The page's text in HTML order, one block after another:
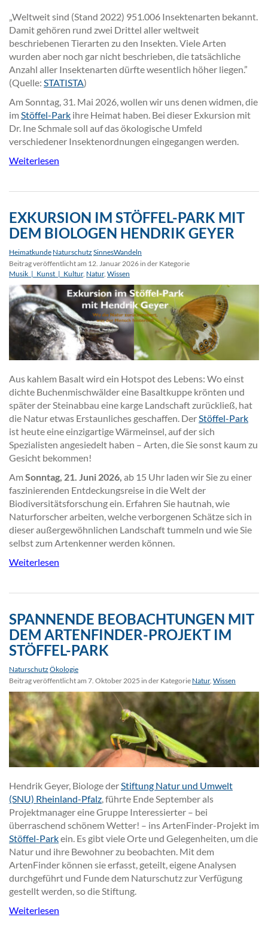
„Weltweit sind (Stand 2022) 951.006 Insektenarten bekannt.
Damit gehören rund zwei Drittel aller weltweit
beschriebenen Tierarten zu den Insekten. Viele Arten
wurden aber noch gar nicht beschrieben, die tatsächliche
Anzahl aller Insektenarten dürfte wesentlich höher liegen.”
(Quelle: STATISTA)
Am Sonntag, 31. Mai 2026, wollen wir uns denen widmen, die
im Stöffel-Park ihre Heimat haben. Bei dieser Exkursion mit
Dr. Ine Schmale soll auf das ökologische Umfeld
verschiedener Insektenordnungen eingegangen werden.
Weiterlesen
EXKURSION IM STÖFFEL-PARK MIT
DEM BIOLOGEN HENDRIK GEYER
Heimatkunde Naturschutz SinnesWandeln
Beitrag veröffentlicht am 12. Januar 2026 in der Kategorie
Musik_|_Kunst_|_Kultur, Natur, Wissen
Aus kahlem Basalt wird ein Hotspot des Lebens: Wo einst
dichte Buchenmischwälder eine Basaltkuppe krönten und
später der Steinabbau eine karge Landschaft zurückließ, hat
die Natur etwas Erstaunliches geschaffen. DerStöffel-Park
ist heute eine einzigartige Wärmeinsel, auf der sich
Spezialisten angesiedelt haben – Arten, die Sie sonst kaum zu
Gesicht bekommen!
Am Sonntag, 21. Juni 2026, ab 15 Uhr laden wir Sie zu einer
faszinierenden Entdeckungsreise in die Welt der
Biodiversitätsforschung ein. Erfahren Sie hautnah, wie
Naturforscher arbeiten, welche verborgenen Schätze sich in
dieser außergewöhnlichen Landschaft tummeln und wie Sie
selbst zum Artenkenner werden können.
Weiterlesen
SPANNENDE BEOBACHTUNGEN MIT
DEM ARTENFINDER-PROJEKT IM
STÖFFEL-PARK
Naturschutz Ökologie
Beitrag veröffentlicht am 7. Oktober 2025 in der Kategorie Natur, Wissen
Hendrik Geyer, Biologe derStiftung Natur und Umwelt
(SNU) Rheinland-Pfalz, führte Ende September als
Projektmanager eine Gruppe Interessierter – bei
überraschend schönem Wetter! – ins ArtenFinder-Projekt im
Stöffel-Parkein. Es gibt viele Orte und Gelegenheiten, um die
Natur und ihre Bewohner zu beobachten. Mit dem
ArtenFinder können sie erfasst, geteilt, eigene Analysen
durchgeführt und Funde dem Naturschutz zur Verfügung
gestellt werden, so die Stiftung.
Weiterlesen